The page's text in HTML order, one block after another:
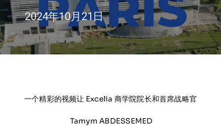
项目专业介绍
国际交流合作
2024年10月21日
一个精彩的视频让 Excelia 商学院院长和首席战略官
Tamym ABDESSEMED